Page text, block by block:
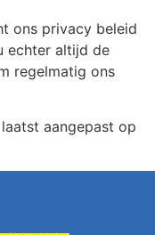
ons privacy beleid
echter altijd de
regelmatig ons
aangepast op